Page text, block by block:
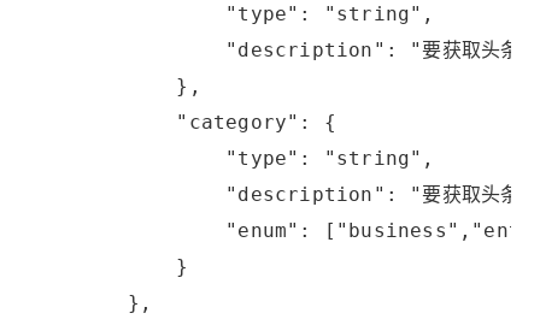
                "type": "string",
"description": "要获取头条新
            },
            "category": {
                "type": "string",
"description": "要获取头条新
"enum":
            }
        },